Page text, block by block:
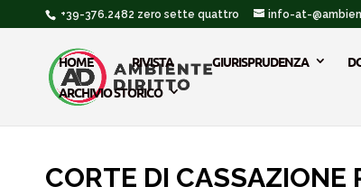
+39-376.2482 zero sette quattro info-at-
HOME RIVISTA GIURISPRUDENZA
ARCHIVIO STORICO
CORTE DI